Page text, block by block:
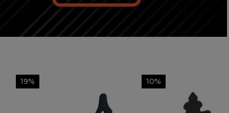
19% 10%